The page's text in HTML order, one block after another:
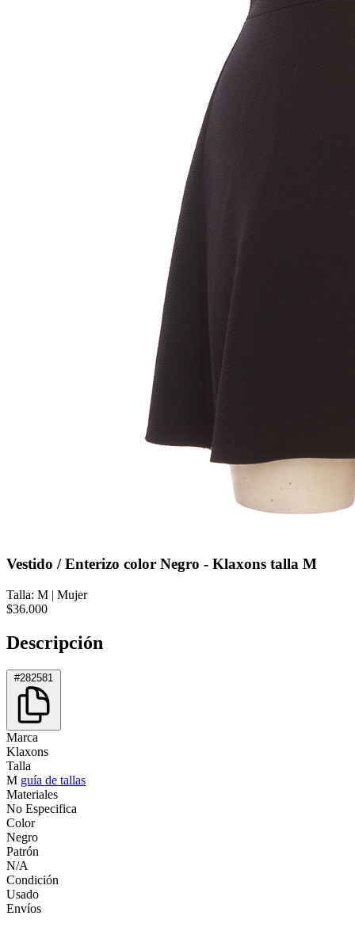
Vestido / Enterizo color Negro - Klaxons talla M
Talla: M | Mujer
$36.000
Descripción
#282581
Marca
Klaxons
Talla
M guía de tallas
Materiales
No Especifica
Color
Negro
Patrón
N/A
Condición
Usado
Envíos